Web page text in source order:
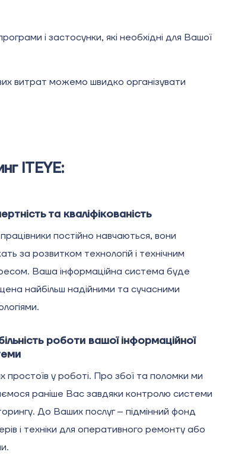
і застосунки, які необхідні для Вашої
витрат можемо швидко організувати
ITEYE:
та кваліфікованість
постійно навчаються, вони
за розвитком технологій і технічним
Ваша інформаційна система буде
найбільш надійними та сучасними
роботи вашої інформаційної
простоїв у роботі. Про збої та поломки ми
раніше Вас завдяки контролю системи
До Ваших послуг – підмінний фонд
і техніки для оперативного ремонту або